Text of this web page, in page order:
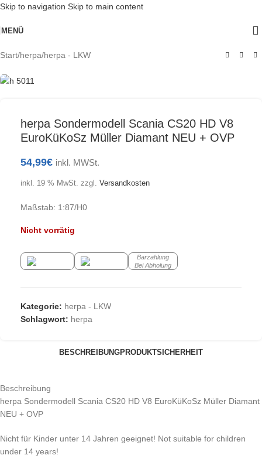
Skip to navigation Skip to main content
MENÜ
Start/herpa/herpa - LKW
Ausverkauft
herpa Sondermodell Scania CS20 HD V8
EuroKüKoSz Müller Diamant NEU + OVP
54,99€ inkl. MWSt.
inkl. 19 % MwSt. zzgl. Versandkosten
Maßstab: 1:87/H0
Nicht vorrätig
Barzahlung
Bei Abholung
Kategorie: herpa - LKW
Schlagwort: herpa
BESCHREIBUNGPRODUKTSICHERHEIT
Beschreibung
herpa Sondermodell Scania CS20 HD V8 EuroKüKoSz Müller Diamant
NEU + OVP
Nicht für Kinder unter 14 Jahren geeignet! Not suitable for children
under 14 years!